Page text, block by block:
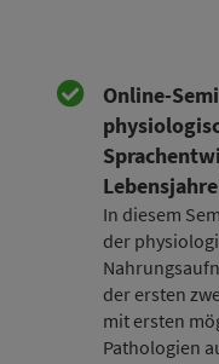
Online-
In diesem
der
der ersten
mit ersten
Pathologien